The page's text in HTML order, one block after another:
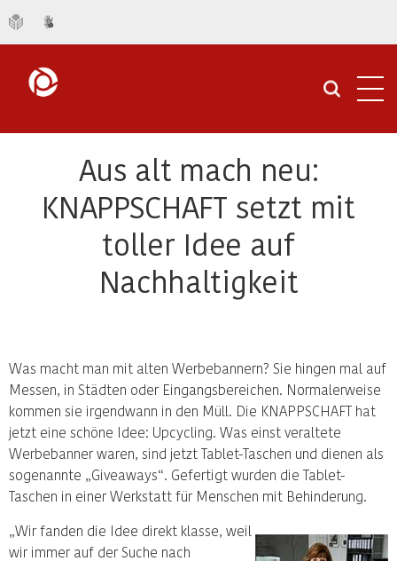
Aus alt mach neu:
KNAPPSCHAFT setzt mit
toller Idee auf
Nachhaltigkeit
Was macht man mit alten Werbebannern? Sie hingen mal auf
Messen, in Städten oder Eingangsbereichen. Normalerweise
kommen sie irgendwann in den Müll. Die KNAPPSCHAFT hat
jetzt eine schöne Idee: Upcycling. Was einst veraltete
Werbebanner waren, sind jetzt Tablet-Taschen und dienen als
sogenannte „Giveaways“. Gefertigt wurden die Tablet-
Taschen in einer Werkstatt für Menschen mit Behinderung.
„Wir fanden die Idee direkt klasse, weil
wir immer auf der Suche nach